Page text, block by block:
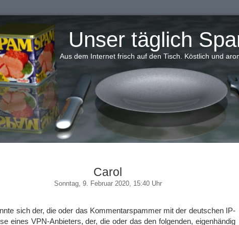
Unser täglich
Aus dem Internet frisch auf den Tisch. Köstlich und
Carol
Sonntag, 9. Februar 2020, 15:40 Uhr
sich der, die oder das Kommentarspammer mit der deutschen IP-
eines VPN-Anbieters, der, die oder das den folgenden, eigenhändig